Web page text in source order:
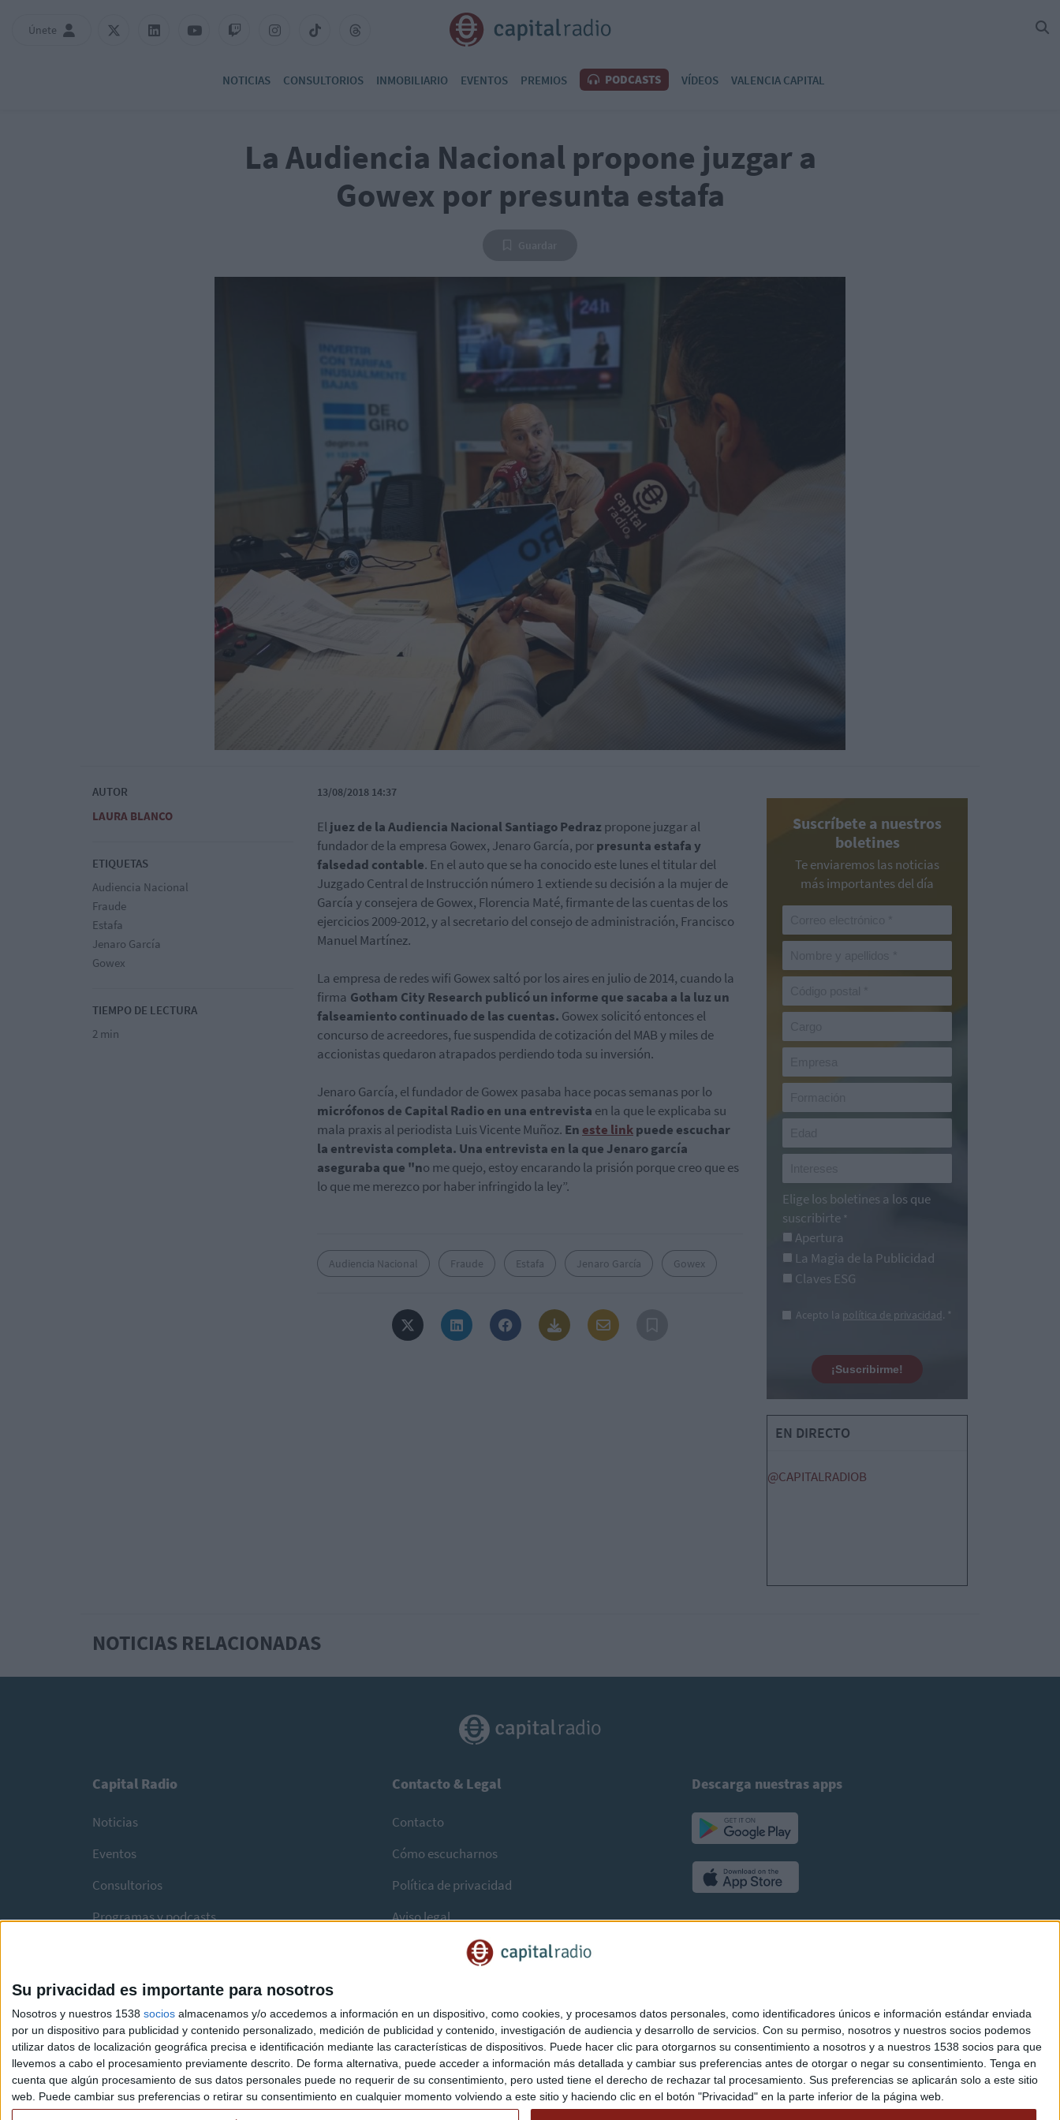
Su privacidad es importante para nosotros
Nosotros y nuestros 1538 socios almacenamos y/o accedemos a información en un dispositivo, como cookies, y procesamos datos personales, como identificadores únicos e información estándar enviada
por un dispositivo para publicidad y contenido personalizado, medición de publicidad y contenido, investigación de audiencia y desarrollo de servicios. Con su permiso, nosotros y nuestros socios podemos
utilizar datos de localización geográfica precisa e identificación mediante las características de dispositivos. Puede hacer clic para otorgarnos su consentimiento a nosotros y a nuestros 1538 socios para que
llevemos a cabo el procesamiento previamente descrito. De forma alternativa, puede acceder a información más detallada y cambiar sus preferencias antes de otorgar o negar su consentimiento. Tenga en
cuenta que algún procesamiento de sus datos personales puede no requerir de su consentimiento, pero usted tiene el derecho de rechazar tal procesamiento. Sus preferencias se aplicarán solo a este sitio
web. Puede cambiar sus preferencias o retirar su consentimiento en cualquier momento volviendo a este sitio y haciendo clic en el botón "Privacidad" en la parte inferior de la página web.
Únete
NOTICIAS CONSULTORIOS INMOBILIARIO EVENTOS PREMIOS PODCASTS VÍDEOS VALENCIA CAPITAL
La Audiencia Nacional propone juzgar a
Gowex por presunta estafa
AUTOR
LAURA BLANCO
ETIQUETAS
Audiencia Nacional
Fraude
Estafa
Jenaro García
Gowex
TIEMPO DE LECTURA
2 min
13/08/2018 14:37
Eljuez de la Audiencia Nacional Santiago Pedraz propone juzgar al
fundador de la empresa Gowex, Jenaro García, porpresunta estafa y
falsedad contable. En el auto que se ha conocido este lunes el titular del
Juzgado Central de Instrucción número 1 extiende su decisión a la mujer de
García y consejera deGowex, Florencia Maté, firmante de las cuentas de los
ejercicios 2009-2012, y al secretario del consejo de administración, Francisco
Manuel Martínez.
La empresa de redes wifi Gowex saltó por los aires en julio de 2014, cuando la
firma Gotham City Research publicó un informe que sacaba a la luz un
falseamiento continuado de las cuentas. Gowex solicitó entonces el
concurso de acreedores, fue suspendida de cotización del MAB y miles de
accionistas quedaron atrapados perdiendo toda su inversión.
Jenaro García, el fundador de Gowex pasaba hace pocas semanas por lo
micrófonos de Capital Radio en una entrevista en la que le explicaba su
mala praxis al periodista Luis Vicente Muñoz. En este linkpuede escuchar
la entrevista completa. Una entrevista en la que Jenaro garcía
aseguraba que "no me quejo, estoy encarando la prisión porque creo que es
lo que me merezco por haber infringido la ley”.
Audiencia Nacional Fraude Estafa Jenaro García Gowex
Suscríbete a nuestros
boletines
Te enviaremos las noticias
más importantes del día
Elige los boletines a los que
suscribirte *
Apertura
La Magia de la Publicidad
Claves ESG
Acepto la política de privacidad. *
¡Suscribirme!
EN DIRECTO
@CAPITALRADIOB
NOTICIAS RELACIONADAS
Capital Radio
Noticias
Eventos
Consultorios
Programas y podcasts
Contacto & Legal
Contacto
Cómo escucharnos
Política de privacidad
Aviso legal
Descarga nuestras apps